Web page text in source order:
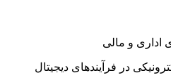
اداری و مالی
در فرآیندهای دیجیتال